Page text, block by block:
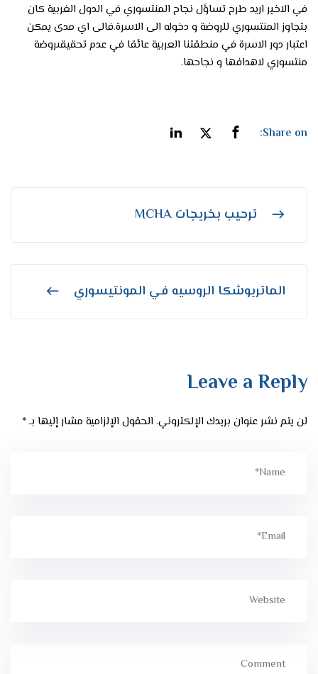
في الاخير اريد طرح تساؤل نجاح المنتسوري في الدول الغربية كان
بتجاوز المنتسوري للروضة و دخوله الى الاسرة.فالى اي مدى يمكن
اعتبار دور الاسرة في منطقتنا العربية عائقا في عدم تحقيقىروضة
منتسوري لاهدافها و نجاحها.
Share on:
ترحيب بخريجات MCHA
الماتريوشكا الروسيه في المونتيسوري
Leave a Reply
لن يتم نشر عنوان بريدك الإلكتروني.الحقول الإلزامية مشار إليها بـ*